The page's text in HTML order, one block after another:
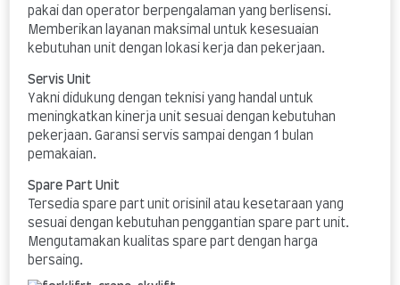
pakai dan operator berpengalaman yang berlisensi.
Memberikan layanan maksimal untuk kesesuaian
kebutuhan unit dengan lokasi kerja dan pekerjaan.
Servis Unit
Yakni didukung dengan teknisi yang handal untuk
meningkatkan kinerja unit sesuai dengan kebutuhan
pekerjaan. Garansi servis sampai dengan 1 bulan
pemakaian.
Spare Part Unit
Tersedia spare part unit orisinil atau kesetaraan yang
sesuai dengan kebutuhan penggantian spare part unit.
Mengutamakan kualitas spare part dengan harga
bersaing.